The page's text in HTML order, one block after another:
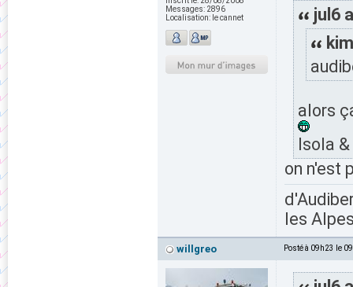
Messages: 2896
Localisation: le cannet
jul6
alors
Isola
on n'est
les
willgreo Posté à 09h23 le